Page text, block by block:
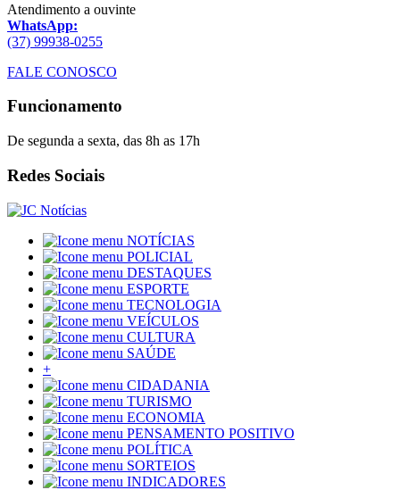
Atendimento a ouvinte
WhatsApp:
(37) 99938-0255
FALE CONOSCO
Funcionamento
De segunda a sexta, das 8h as 17h
Redes Sociais
NOTÍCIAS
POLICIAL
DESTAQUES
ESPORTE
TECNOLOGIA
VEÍCULOS
CULTURA
SAÚDE
+
CIDADANIA
TURISMO
ECONOMIA
PENSAMENTO POSITIVO
POLÍTICA
SORTEIOS
INDICADORES